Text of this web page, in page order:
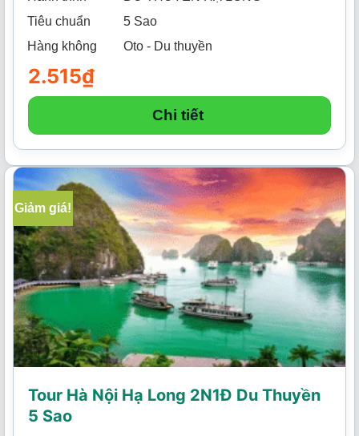
Tiêu chuẩn
5 Sao
Hàng không
Oto - Du thuyền
2.515₫
Chi tiết
Giảm giá!
Tour Hà Nội Hạ Long 2N1Đ Du Thuyền
5 Sao